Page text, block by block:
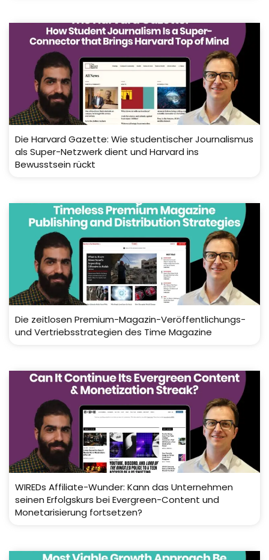
Die Harvard Gazette: Wie studentischer Journalismus
als Super-Netzwerk dient und Harvard ins
Bewusstsein rückt
Die zeitlosen Premium-Magazin-Veröffentlichungs-
und Vertriebsstrategien des Time Magazine
WIREDs Affiliate-Wunder: Kann das Unternehmen
seinen Erfolgskurs bei Evergreen-Content und
Monetarisierung fortsetzen?